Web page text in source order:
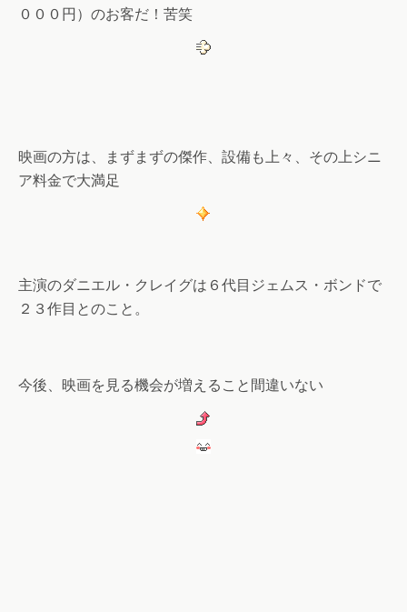
０００円）のお客だ！苦笑
映画の方は、まずまずの傑作、設備も上々、その上シニ
ア料金で大満足
主演のダニエル・クレイグは６代目ジェムス・ボンドで
２３作目とのこと。
今後、映画を見る機会が増えること間違いない